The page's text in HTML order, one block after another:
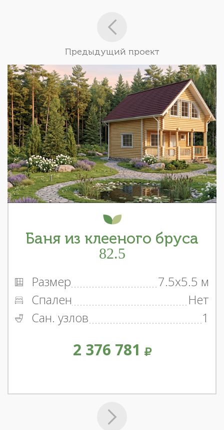
Предыдущий проект
Баня из клееного бруса
82.5
Размер
7.5x5.5 м
Спален
Нет
Сан. узлов
1
2 376 781